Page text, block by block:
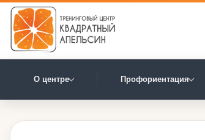
О центре Профориентация